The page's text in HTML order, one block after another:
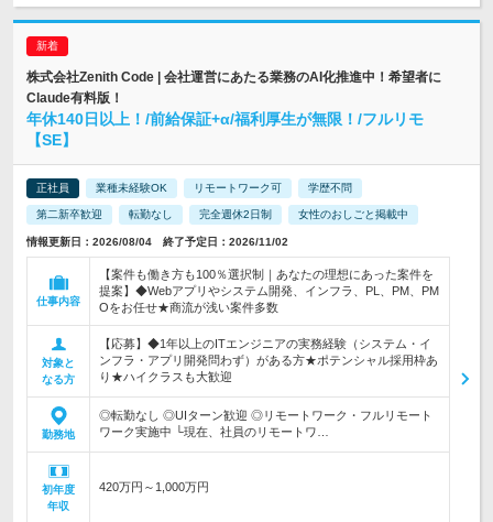
株式会社Zenith Code | 会社運営にあたる業務のAI化推進中！希望者に
Claude有料版！
年休140日以上！/前給保証+α/福利厚生が無限！/フルリモ
【SE】
正社員 業種未経験OK リモートワーク可 学歴不問
第二新卒歓迎 転勤なし 完全週休2日制 女性のおしごと掲載中
情報更新日：2026/08/04 終了予定日：2026/11/02
仕事内容
【案件も働き方も100％選択制｜あなたの理想にあった案件を
提案】◆Webアプリやシステム開発、インフラ、PL、PM、PM
Oをお任せ★商流が浅い案件多数
対象と
なる方
【応募】◆1年以上のITエンジニアの実務経験（システム・イ
ンフラ・アプリ開発問わず）がある方★ポテンシャル採用枠あ
り★ハイクラスも大歓迎
勤務地
◎転勤なし ◎UIターン歓迎 ◎リモートワーク・フルリモート
ワーク実施中 └現在、社員のリモートワ…
初年度
年収
420万円～1,000万円